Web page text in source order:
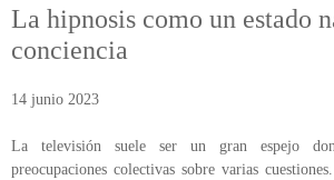
ÁREA DE INTERVENCIÓN ESTRATÉGICA
ÁREA ONLINE
La hipnosis como un estado
conciencia
14 junio 2023
La televisión suele ser un gran espejo
preocupaciones colectivas sobre varias